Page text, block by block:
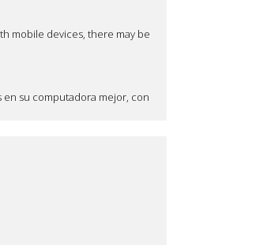
mobile devices, there may be
en su computadora mejor, con